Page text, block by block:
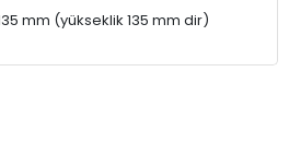
mm (yükseklik 135 mm dir)